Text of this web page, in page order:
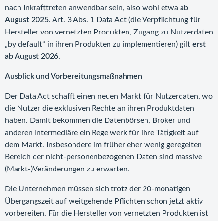
nach Inkrafttreten anwendbar sein, also wohl etwa ab
August 2025. Art. 3 Abs. 1 Data Act (die Verpflichtung für
Hersteller von vernetzten Produkten, Zugang zu Nutzerdaten
„by default“ in ihren Produkten zu implementieren) gilt erst
ab August 2026.
Ausblick und Vorbereitungsmaßnahmen
Der Data Act schafft einen neuen Markt für Nutzerdaten, wo
die Nutzer die exklusiven Rechte an ihren Produktdaten
haben. Damit bekommen die Datenbörsen, Broker und
anderen Intermediäre ein Regelwerk für ihre Tätigkeit auf
dem Markt. Insbesondere im früher eher wenig geregelten
Bereich der nicht-personenbezogenen Daten sind massive
(Markt-)Veränderungen zu erwarten.
Die Unternehmen müssen sich trotz der 20-monatigen
Übergangszeit auf weitgehende Pflichten schon jetzt aktiv
vorbereiten. Für die Hersteller von vernetzten Produkten ist